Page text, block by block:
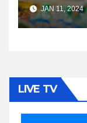
JAN 11, 2024
LIVE TV